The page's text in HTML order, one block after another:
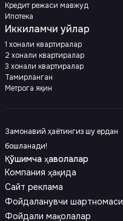
Кредит режаси мавжуд
Ипотека
Иккиламчи уйлар
1 хонали квартиралар
2 хонали квартиралар
3 хонали квартиралар
Тамирланган
Метрога яқин
Замонавий ҳаётингиз шу ердан
бошланади!
Қўшимча ҳаволалар
Компания ҳақида
Сайт реклама
Фойдаланувчи шартномаси
Фойдали мақолалар